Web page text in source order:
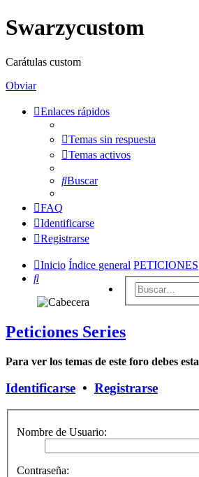
Swarzycustom
Carátulas custom
Obviar
Enlaces rápidos
Temas sin respuesta
Temas activos
Buscar
FAQ
Identificarse
Registrarse
Inicio Índice general PETICIONES
Buscar
Peticiones Series
Para ver los temas de este foro debes
Identificarse • Registrarse
Nombre de Usuario:
Contraseña: